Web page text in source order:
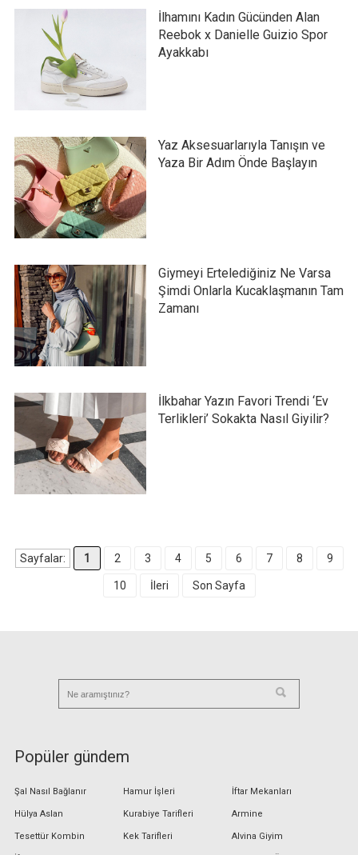
İlhamını Kadın Gücünden Alan
Reebok x Danielle Guizio Spor
Ayakkabı
Yaz Aksesuarlarıyla Tanışın ve
Yaza Bir Adım Önde Başlayın
Giymeyi Ertelediğiniz Ne Varsa
Şimdi Onlarla Kucaklaşmanın Tam
Zamanı
İlkbahar Yazın Favori Trendi ‘Ev
Terlikleri’ Sokakta Nasıl Giyilir?
Sayfalar: 1 2 3 4 5 6 7 8 9
10 İleri Son Sayfa
Popüler gündem
Şal Nasıl Bağlanır
Hülya Aslan
Tesettür Kombin
Hamur İşleri
Kurabiye Tarifleri
Kek Tarifleri
İftar Mekanları
Armine
Alvina Giyim